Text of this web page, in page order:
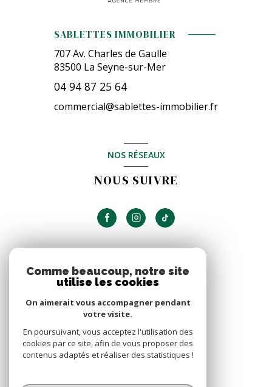
SABLETTES IMMOBILIER
707 Av. Charles de Gaulle
83500 La Seyne-sur-Mer
04 94 87 25 64
commercial@sablettes-immobilier.fr
NOS RÉSEAUX
NOUS SUIVRE
NOUS ADHÉRONS
Comme beaucoup, notre site
utilise les cookies
On aimerait vous accompagner pendant
votre visite.
En poursuivant, vous acceptez l'utilisation des
cookies par ce site, afin de vous proposer des
contenus adaptés et réaliser des statistiques !